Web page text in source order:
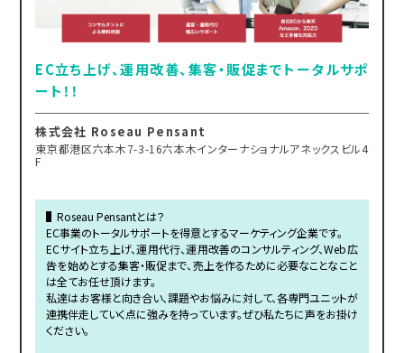
EC立ち上げ、運用改善、集客・販促までトータルサポ
ート！！
株式会社 Roseau Pensant
東京都港区六本木7-3-16六本木インターナショナルアネックスビル4
F
▌Roseau Pensantとは？
EC事業のトータルサポートを得意とするマーケティング企業です。
ECサイト立ち上げ、運用代行、運用改善のコンサルティング、Web広
告を始めとする集客・販促まで、売上を作るために必要なことなこと
は全てお任せ頂けます。
私達はお客様と向き合い、課題やお悩みに対して、各専門ユニットが
連携伴走していく点に強みを持っています。ぜひ私たちに声をお掛け
ください。